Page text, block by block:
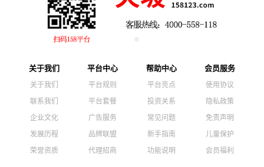
关于我们
关于我们
联系我们
企业文化
发展历程
荣誉资质
平台中心
平台规则
平台套餐
广告服务
品牌联盟
代理招商
帮助中心
平台亮点
投资关系
常见问题
新手指南
功能说明
会员服务
使用协议
隐私政策
免责声明
儿童保护
会员福利